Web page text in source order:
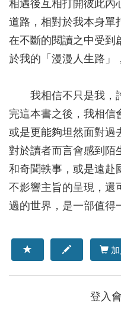
相遇後互相打開彼此內
道路，相對於我本身單
在不斷的閱讀之中受到
於我的「漫漫人生路」
我相信不只是我，
完這本書之後，我相信
或是更能夠坦然面對過
對於讀者而言會感到陌
和奇聞軼事，或是遠赴
不影響主旨的呈現，還
過的世界，是一部值得
加
登入